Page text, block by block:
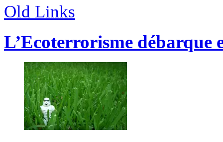
Old Links
L’Ecoterrorisme débarque